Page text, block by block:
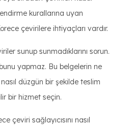
kurallarına uyan
çevirilere ihtiyaçları vardır.
sunup sunmadıklarını sorun.
yapmaz. Bu belgelerin ne
düzgün bir şekilde teslim
bir hizmet seçin.
çeviri sağlayıcısını nasıl